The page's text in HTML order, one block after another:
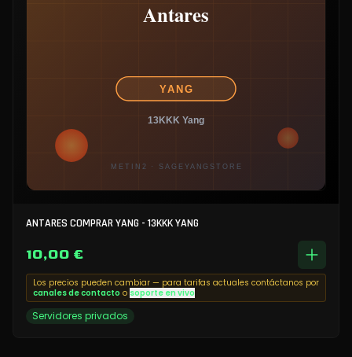
ANTARES COMPRAR YANG - 13KKK YANG
10,00 €
Los precios pueden cambiar — para tarifas actuales contáctanos por
canales de contacto o soporte en vivo
Servidores privados